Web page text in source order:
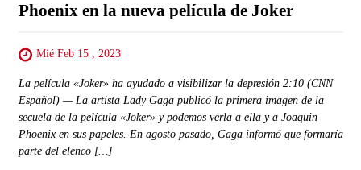
Phoenix en la nueva película de Joker
Mié Feb 15 , 2023
La película «Joker» ha ayudado a visibilizar la depresión 2:10 (CNN
Español) — La artista Lady Gaga publicó la primera imagen de la
secuela de la película «Joker» y podemos verla a ella y a Joaquin
Phoenix en sus papeles. En agosto pasado, Gaga informó que formaría
parte del elenco […]